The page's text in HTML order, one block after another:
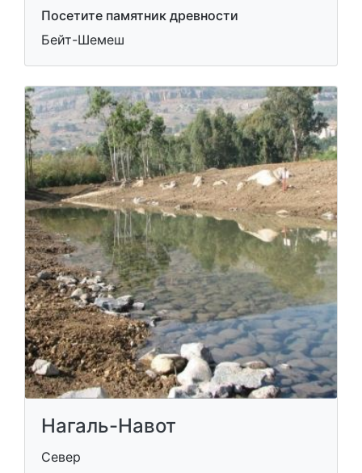
Посетите памятник древности
Бейт-Шемеш
Нагаль-Навот
Север